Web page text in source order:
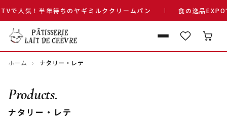
で人気！半年待ちのヤギミルククリームパン 食の逸品
ホーム ナタリー・レテ
Products.
ナタリー・レテ